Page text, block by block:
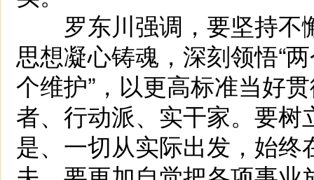
罗东川强调，要坚持不
思想凝心铸魂，深刻领悟“
个维护”，以更高标准当好
者、行动派、实干家。要
是、一切从实际出发，始